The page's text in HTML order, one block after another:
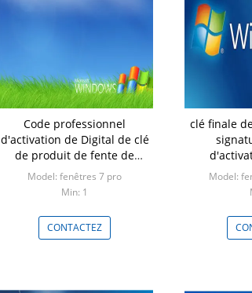
Code professionnel
d'activation de Digital de clé
de produit de fente de
Windows 7 de 5 utilisateurs
Model: fenêtres 7 pro
Min: 1
CONTACTEZ
clé finale
Model: